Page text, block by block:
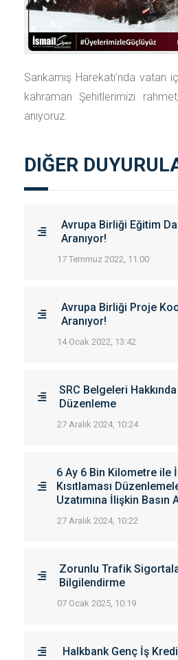
Sarıkamış Harekatı’nda vatan
kahraman Şehitlerimizi
anıyoruz.
DIĞER
Avrupa Birliği Eğitim
Aranıyor!
17 Temmuz 2022, 11:00
Avrupa Birliği Proje
Aranıyor!
14 Ocak 2022, 13:42
SRC Belgeleri
Düzenleme
27 Aralık 2024, 10:24
6 Ay 6 Bin Kilometre ile
Kısıtlaması
Uzatımına İlişkin Basın
27 Aralık 2024, 10:22
Zorunlu Trafik
Bilgilendirme
07 Ocak 2025, 10:19
Halkbank Genç İş